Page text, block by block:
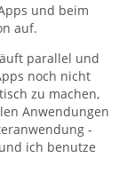
und beim
auf.
parallel und
noch nicht
zu machen,
Anwendungen
-
ich benutze